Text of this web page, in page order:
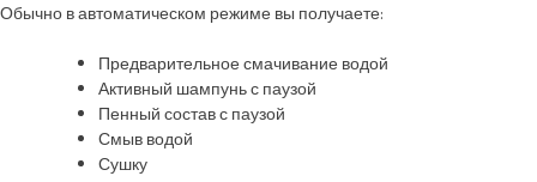
Обычно в автоматическом режиме вы получаете:
Предварительное смачивание водой
Активный шампунь с паузой
Пенный состав с паузой
Смыв водой
Сушку